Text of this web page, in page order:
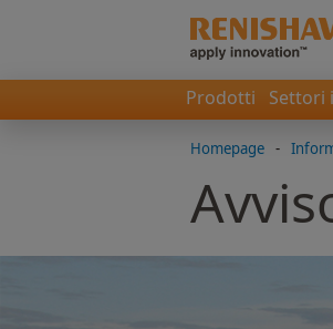
Prodotti Settori
Homepage -